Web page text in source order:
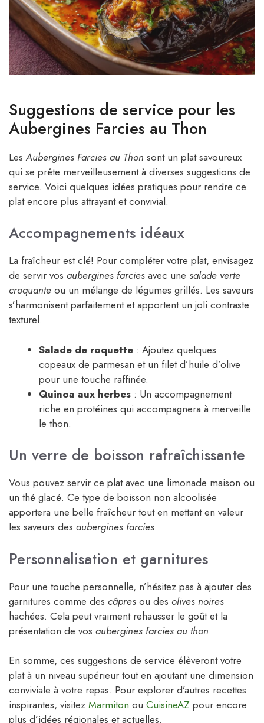
Suggestions de service pour les
Aubergines Farcies au Thon
LesAubergines Farcies au Thon sont un plat savoureux
qui se prête merveilleusement à diverses suggestions de
service. Voici quelques idées pratiques pour rendre ce
plat encore plus attrayant et convivial.
Accompagnements idéaux
La fraîcheur est clé! Pour compléter votre plat, envisagez
de servir vos aubergines farcies avec une salade verte
croquante ou un mélange de légumes grillés. Les saveurs
s’harmonisent parfaitement et apportent un joli contraste
texturel.
Salade de roquette : Ajoutez quelques
copeaux de parmesan et un filet d’huile d’olive
pour une touche raffinée.
Quinoa aux herbes : Un accompagnement
riche en protéines qui accompagnera à merveille
le thon.
Un verre de boisson rafraîchissante
Vous pouvez servir ce plat avec une limonade maison ou
un thé glacé. Ce type de boisson non alcoolisée
apportera une belle fraîcheur tout en mettant en valeur
les saveurs des aubergines farcies.
Personnalisation et garnitures
Pour une touche personnelle, n’hésitez pas à ajouter des
garnitures comme des câpres ou des olives noires
hachées. Cela peut vraiment rehausser le goût et la
présentation de vos aubergines farcies au thon.
En somme, ces suggestions de service élèveront votre
plat à un niveau supérieur tout en ajoutant une dimension
conviviale à votre repas. Pour explorer d’autres recettes
inspirantes, visitez Marmiton ou CuisineAZ pour encore
plus d’idées régionales et actuelles.